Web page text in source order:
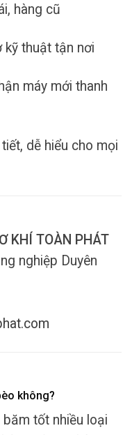
hàng cũ
kỹ thuật tận nơi
máy mới thanh
dễ hiểu cho mọi
KHÍ TOÀN PHÁT
nghiệp Duyên
không?
tốt nhiều loại